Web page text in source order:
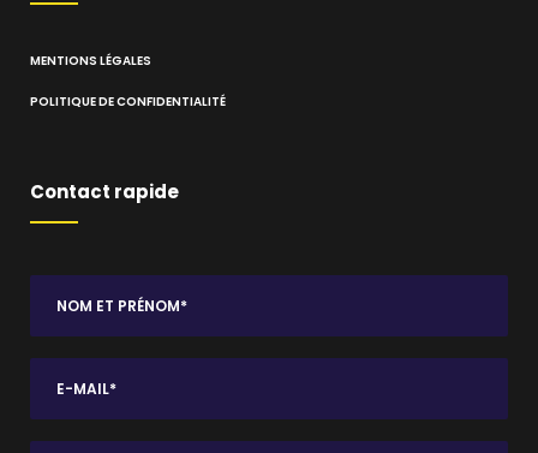
MENTIONS LÉGALES
POLITIQUE DE CONFIDENTIALITÉ
Contact rapide